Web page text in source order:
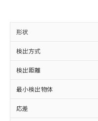
形状
検出方式
検出距離
最小検出物体
応差